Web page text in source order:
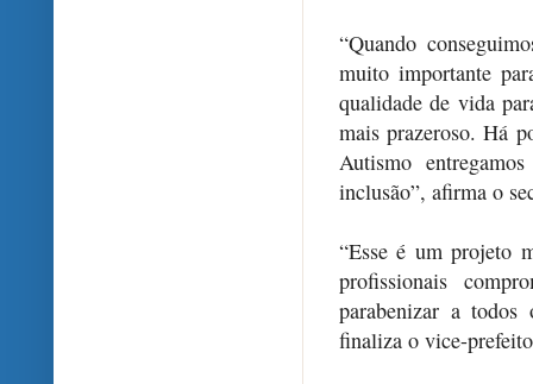
“Quando
muito importante
qualidade de vida
mais prazeroso. Há
Autismo
inclusão”, afirma o
“Esse é um projeto
profissionais
parabenizar a todos
finaliza o vice-